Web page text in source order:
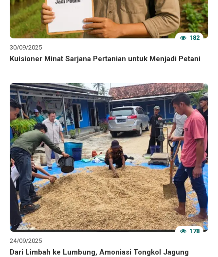
30/09/2025
182
Kuisioner Minat Sarjana Pertanian untuk Menjadi Petani
24/09/2025
178
Dari Limbah ke Lumbung, Amoniasi Tongkol Jagung